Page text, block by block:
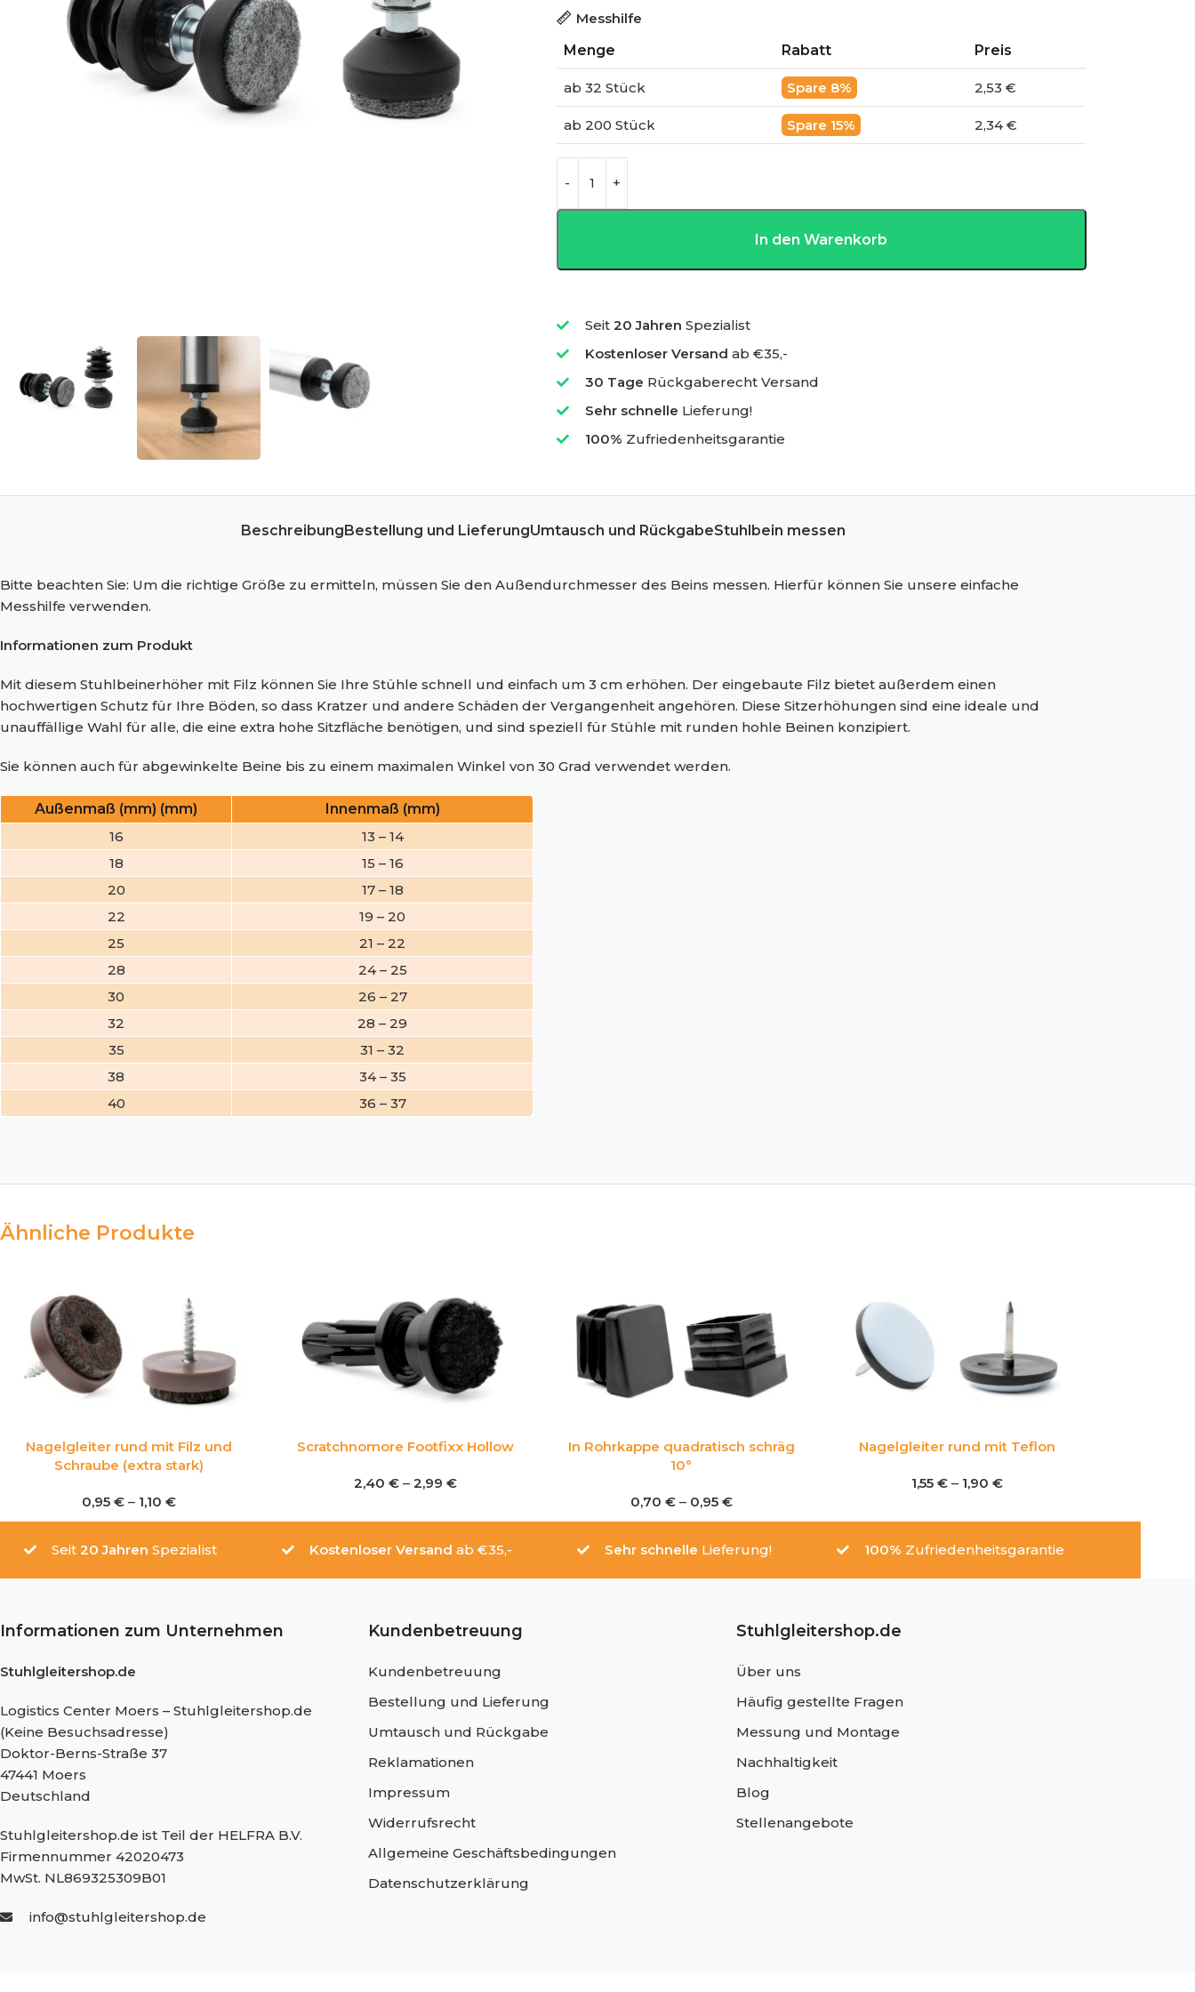
Messhilfe
Menge
Rabatt Preis
ab 32 Stück 8% 2,53 €
ab 200 Stück 15% 2,34 €
In den Warenkorb
Seit20 Jahren Spezialist
Kostenloser Versand ab €35,-
30 Tage Rückgaberecht Versand
Sehr schnelle Lieferung!
100% Zufriedenheitsgarantie
BeschreibungBestellung und LieferungUmtausch und RückgabeStuhlbein messen
Bitte beachten Sie: Um die richtige Größe zu ermitteln, müssen Sie den Außendurchmesser des Beins messen. Hierfür können Sie unsere einfache
Messhilfe verwenden.
Informationen zum Produkt
Mit diesem Stuhlbeinerhöher mit Filz können Sie Ihre Stühle schnell und einfach um 3 cm erhöhen. Der eingebaute Filz bietet außerdem einen
hochwertigen Schutz für Ihre Böden, so dass Kratzer und andere Schäden der Vergangenheit angehören. Diese Sitzerhöhungen sind eine ideale und
unauffällige Wahl für alle, die eine extra hohe Sitzfläche benötigen, und sind speziell für Stühle mit runden hohle Beinen konzipiert.
Sie können auch für abgewinkelte Beine bis zu einem maximalen Winkel von 30 Grad verwendet werden.
Außenmaß (mm) (mm)
Innenmaß (mm)
16
13 – 14
18
15 – 16
20
17 – 18
22
19 – 20
25
21 – 22
28
24 – 25
30
26 – 27
32
28 – 29
35
31 – 32
38
34 – 35
40
36 – 37
Ähnliche Produkte
Nagelgleiter rund mit Filz und
Schraube (extra stark)
0,95€ – 1,10€
Scratchnomore Footfixx Hollow
2,40 € – 2,99 €
In Rohrkappe quadratisch schräg
10°
0,70 € – 0,95 €
Nagelgleiter rund mit Teflon
1,55€ – 1,90€
Seit 20 Jahren Spezialist Kostenloser Versand ab €35,- Sehr schnelle Lieferung! 100% Zufriedenheitsgarantie
Informationen zum Unternehmen
Stuhlgleitershop.de
Logistics Center Moers – Stuhlgleitershop.de
(Keine Besuchsadresse)
Doktor-Berns-Straße 37
47441 Moers
Deutschland
Stuhlgleitershop.de ist Teil der HELFRA B.V.
Firmennummer 42020473
MwSt. NL869325309B01
info@stuhlgleitershop.de
Kundenbetreuung
Kundenbetreuung
Bestellung und Lieferung
Umtausch und Rückgabe
Reklamationen
Impressum
Widerrufsrecht
Allgemeine Geschäftsbedingungen
Datenschutzerklärung
Stuhlgleitershop.de
Über uns
Häufig gestellte Fragen
Messung und Montage
Nachhaltigkeit
Blog
Stellenangebote